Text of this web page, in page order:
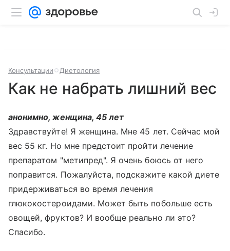
Консультации Диетология
Как не набрать лишний вес
анонимно, женщина, 45 лет
Здравствуйте! Я женщина. Мне 45 лет. Сейчас мой
вес 55 кг. Но мне предстоит пройти лечение
препаратом "метипред". Я очень боюсь от него
поправится. Пожалуйста, подскажите какой диете
придерживаться во время лечения
глюкокостероидами. Может быть побольше есть
овощей, фруктов? И вообще реально ли это?
Спасибо.